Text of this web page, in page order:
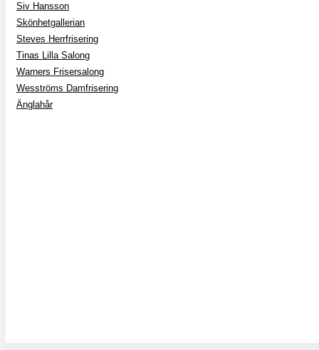
Siv Hansson
Skönhetgallerian
Steves Herrfrisering
Tinas Lilla Salong
Warners Frisersalong
Wesströms Damfrisering
Änglahår